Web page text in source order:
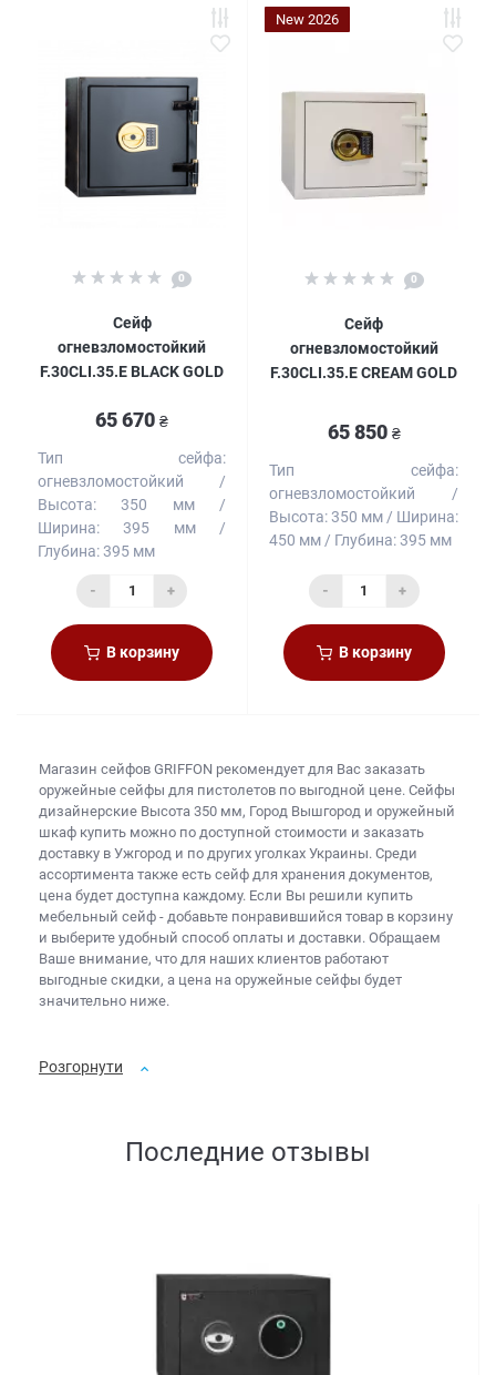
0
Сейф
огневзломостойкий
F.30CLI.35.E BLACK GOLD
65 670 ₴
Тип сейфа:
огневзломостойкий
Высота:
350 мм
Ширина:
395 мм
Глубина:395 мм
- +
В корзину
New 2026
0
Сейф
огневзломостойкий
F.30CLI.35.E CREAM GOLD
65 850 ₴
Тип сейфа:
огневзломостойкий
Высота:350 мм
Ширина:
450 мм
Глубина:395 мм
- +
В корзину
Магазин сейфов GRIFFON рекомендует для Вас заказать
оружейные сейфы для пистолетов по выгодной цене. Сейфы
дизайнерские Высота 350 мм, Город Вышгород и оружейный
шкаф купить можно по доступной стоимости и заказать
доставку в Ужгород и по других уголках Украины. Среди
ассортимента также есть сейф для хранения документов,
цена будет доступна каждому. Если Вы решили купить
мебельный сейф - добавьте понравившийся товар в корзину
и выберите удобный способ оплаты и доставки. Обращаем
Ваше внимание, что для наших клиентов работают
выгодные скидки, а цена на оружейные сейфы будет
значительно ниже.
Розгорнути
Последние отзывы